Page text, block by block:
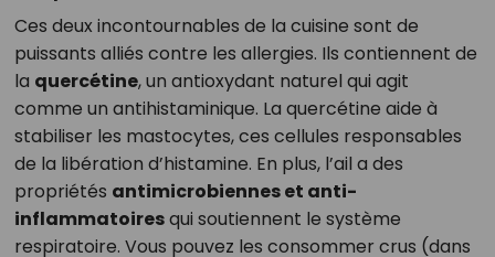
Ces deux incontournables de la cuisine sont de
puissants alliés contre les allergies. Ils contiennent de
la quercétine, un antioxydant naturel qui agit
comme un antihistaminique. La quercétine aide à
stabiliser les mastocytes, ces cellules responsables
de la libération d’histamine. En plus, l’ail a des
propriétés antimicrobiennes et anti-
inflammatoiresqui soutiennent le système
respiratoire. Vous pouvez les consommer crus (dans